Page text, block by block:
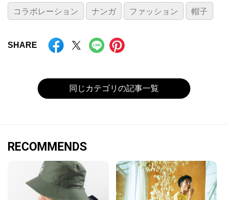
コラボレーション ナンガ ファッション 帽子
SHARE
同じカテゴリの記事一覧
RECOMMENDS